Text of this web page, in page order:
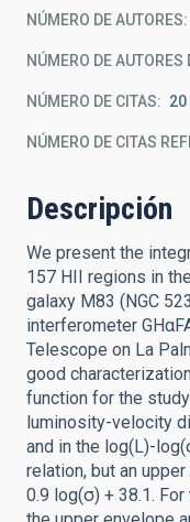
NÚMERO DE AUTORES
NÚMERO DE AUTORES
NÚMERO DE CITAS 20
NÚMERO DE CITAS
Descripción
We present the
157 HII regions in
galaxy M83 (NGC
interferometer
Telescope on La
good
function for the
luminosity-velocity
and in the log(L)-
relation, but an
0.9 log(σ) + 38.1.